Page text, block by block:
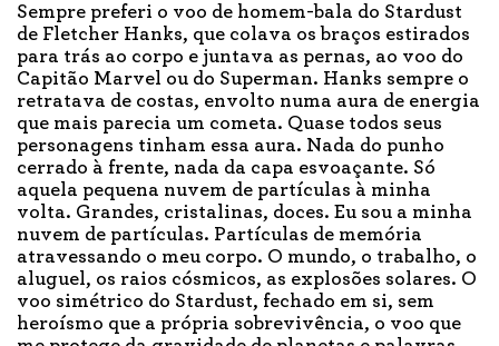
Sempre preferi o voo de homem-bala do Stardust
de Fletcher Hanks, que colava os braços estirados
para trás ao corpo e juntava as pernas, ao voo do
Capitão Marvel ou do Superman. Hanks sempre o
retratava de costas, envolto numa aura de energia
que mais parecia um cometa. Quase todos seus
personagens tinham essa aura. Nada do punho
cerrado à frente, nada da capa esvoaçante. Só
aquela pequena nuvem de partículas à minha
volta. Grandes, cristalinas, doces. Eu sou a minha
nuvem de partículas. Partículas de memória
atravessando o meu corpo. O mundo, o trabalho, o
aluguel, os raios cósmicos, as explosões solares. O
voo simétrico do Stardust, fechado em si, sem
heroísmo que a própria sobrevivência, o voo que